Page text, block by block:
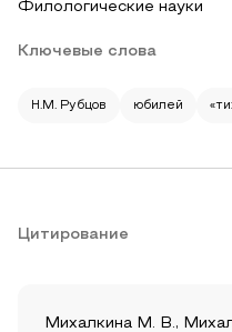
Филологические науки
Ключевые слова
Н.М. Рубцов юбилей
Цитирование
Михалкина М. В.,